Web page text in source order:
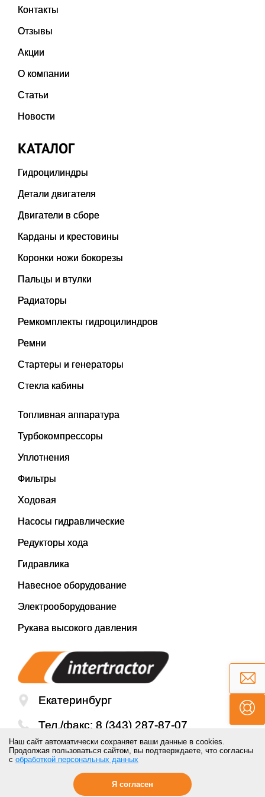
Контакты
Отзывы
Акции
О компании
Статьи
Новости
КАТАЛОГ
Гидроцилиндры
Детали двигателя
Двигатели в сборе
Карданы и крестовины
Коронки ножи бокорезы
Пальцы и втулки
Радиаторы
Ремкомплекты гидроцилиндров
Ремни
Стартеры и генераторы
Стекла кабины
Топливная аппаратура
Турбокомпрессоры
Уплотнения
Фильтры
Ходовая
Насосы гидравлические
Редукторы хода
Гидравлика
Навесное оборудование
Электрооборудование
Рукава высокого давления
Екатеринбург
Тел./факс: 8 (343) 287-87-07
Email:mail@inter-tractor.ru
Наш сайт автоматически сохраняет ваши данные в cookies.
Продолжая пользоваться сайтом, вы подтверждаете, что согласны
с обработкой персональных данных
Я согласен